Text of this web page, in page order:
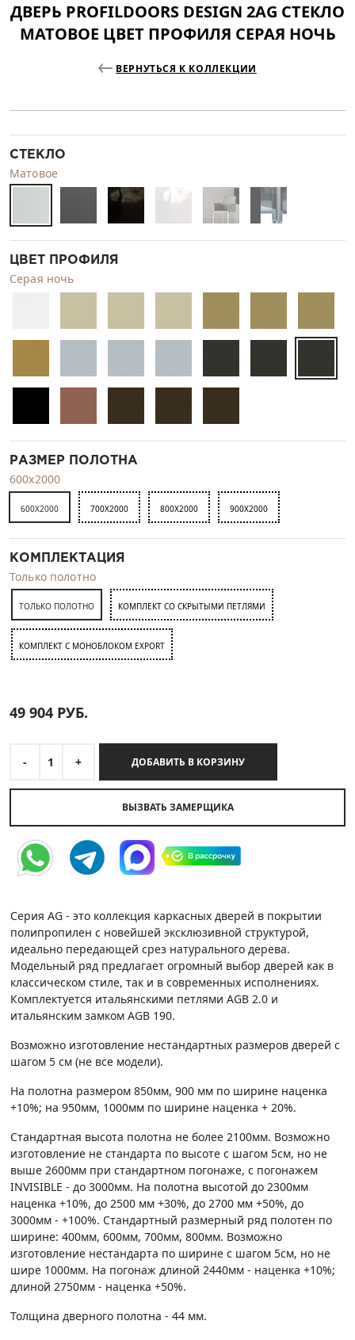
ДВЕРЬ PROFILDOORS DESIGN 2AG СТЕКЛО
МАТОВОЕ ЦВЕТ ПРОФИЛЯ СЕРАЯ НОЧЬ
ВЕРНУТЬСЯ К КОЛЛЕКЦИИ
СТЕКЛО
Матовое
ЦВЕТ ПРОФИЛЯ
Серая ночь
РАЗМЕР ПОЛОТНА
600x2000
600X2000 700X2000 800X2000 900X2000
КОМПЛЕКТАЦИЯ
Только полотно
ТОЛЬКО ПОЛОТНО КОМПЛЕКТ СО СКРЫТЫМИ ПЕТЛЯМИ
КОМПЛЕКТ C МОНОБЛОКОМ EXPORT
49 904 РУБ.
- 1 + ДОБАВИТЬ В КОРЗИНУ
ВЫЗВАТЬ ЗАМЕРЩИКА
Серия AG - это коллекция каркасных дверей в покрытии
полипропилен с новейшей эксклюзивной структурой,
идеально передающей срез натурального дерева.
Модельный ряд предлагает огромный выбор дверей как в
классическом стиле, так и в современных исполнениях.
Комплектуется итальянскими петлями AGB 2.0 и
итальянским замком AGB 190.
Возможно изготовление нестандартных размеров дверей с
шагом 5 см (не все модели).
На полотна размером 850мм, 900 мм по ширине наценка
+10%; на 950мм, 1000мм по ширине наценка + 20%.
Стандартная высота полотна не более 2100мм. Возможно
изготовление не стандарта по высоте с шагом 5см, но не
выше 2600мм при стандартном погонаже, с погонажем
INVISIBLE - до 3000мм. На полотна высотой до 2300мм
наценка +10%, до 2500 мм +30%, до 2700 мм +50%, до
3000мм - +100%. Стандартный размерный ряд полотен по
ширине: 400мм, 600мм, 700мм, 800мм. Возможно
изготовление нестандарта по ширине с шагом 5см, но не
шире 1000мм. На погонаж длиной 2440мм - наценка +10%;
длиной 2750мм - наценка +50%.
Толщина дверного полотна - 44 мм.